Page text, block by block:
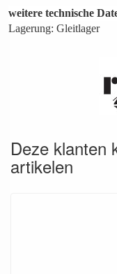
weitere technische
Lagerung: Gleitlager
Deze klanten
artikelen